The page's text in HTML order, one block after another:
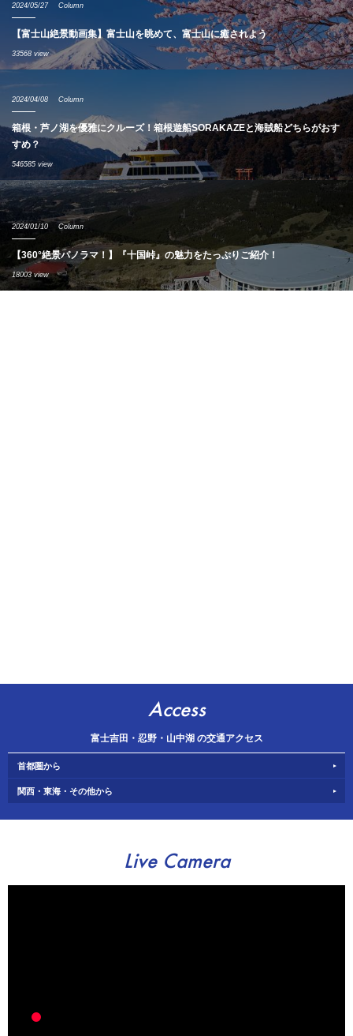
2024/05/27 Column
【富士山絶景動画集】富士山を眺めて、富士山に癒されよう
33568 view
2024/04/08 Column
箱根・芦ノ湖を優雅にクルーズ！箱根遊船SORAKAZEと海賊船どちらがおす
すめ？
546585 view
2024/01/10 Column
【360°絶景パノラマ！】『十国峠』の魅力をたっぷりご紹介！
18003 view
Access
富士吉田・忍野・山中湖 の交通アクセス
首都圏から
関西・東海・その他から
Live Camera